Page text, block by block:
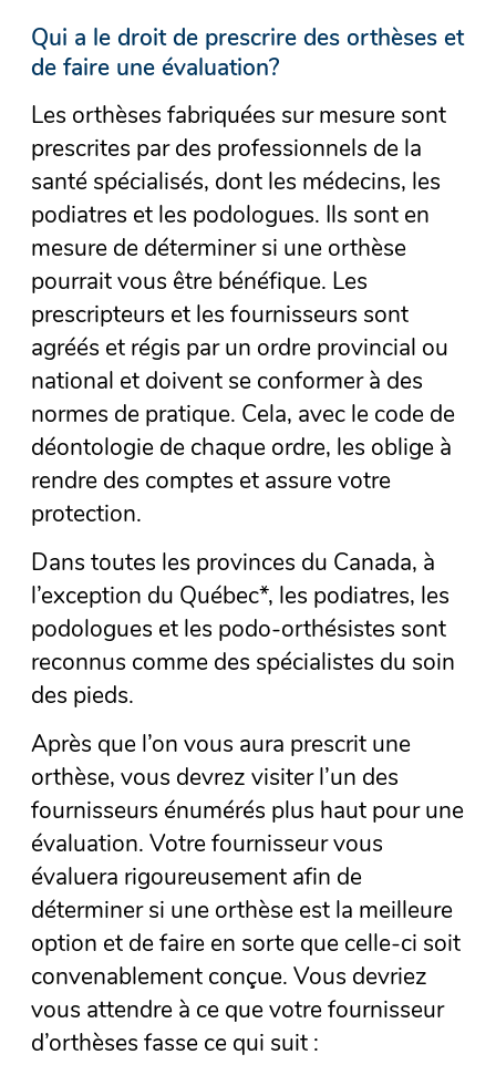
Qui a le droit de prescrire des orthèses et
de faire une évaluation?
Les orthèses fabriquées sur mesure sont
prescrites par des professionnels de la
santé spécialisés, dont les médecins, les
podiatres et les podologues. Ils sont en
mesure de déterminer si une orthèse
pourrait vous être bénéfique. Les
prescripteurs et les fournisseurs sont
agréés et régis par un ordre provincial ou
national et doivent se conformer à des
normes de pratique. Cela, avec le code de
déontologie de chaque ordre, les oblige à
rendre des comptes et assure votre
protection.
Dans toutes les provinces du Canada, à
l’exception du Québec*, les podiatres, les
podologues et les podo-orthésistes sont
reconnus comme des spécialistes du soin
des pieds.
Après que l’on vous aura prescrit une
orthèse, vous devrez visiter l’un des
fournisseurs énumérés plus haut pour une
évaluation. Votre fournisseur vous
évaluera rigoureusement afin de
déterminer si une orthèse est la meilleure
option et de faire en sorte que celle-ci soit
convenablement conçue. Vous devriez
vous attendre à ce que votre fournisseur
d’orthèses fasse ce qui suit :